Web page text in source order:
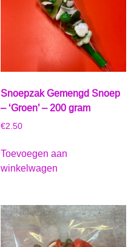
Snoepzak Gemengd Snoep
– ‘Groen’ – 200 gram
€2.50
Toevoegen aan
winkelwagen